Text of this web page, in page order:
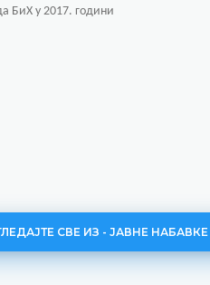
БиХ у 2017. години
СВЕ ИЗ - ЈАВНЕ НАБАВКЕ